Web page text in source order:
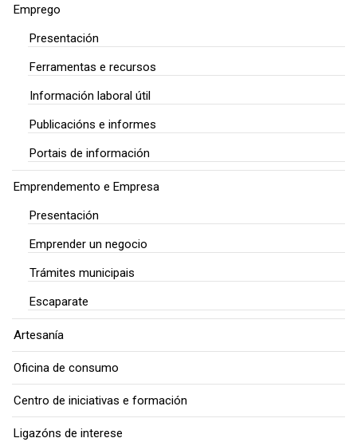
Emprego
Presentación
Ferramentas e recursos
Información laboral útil
Publicacións e informes
Portais de información
Emprendemento e Empresa
Presentación
Emprender un negocio
Trámites municipais
Escaparate
Artesanía
Oficina de consumo
Centro de iniciativas e formación
Ligazóns de interese